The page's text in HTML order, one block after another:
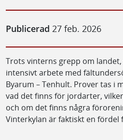
Publicerad 27 feb. 2026
Trots vinterns grepp om
intensivt arbete med
Byarum – Tenhult. Prover tas i
vad det finns för jordarter,
och om det finns några
Vinterkylan är faktiskt en fördel